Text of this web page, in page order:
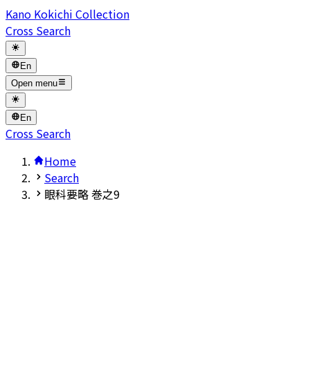
Kano Kokichi Collection
Cross Search
En
Open menu
En
Cross Search
Home
Search
眼科要略 巻之9